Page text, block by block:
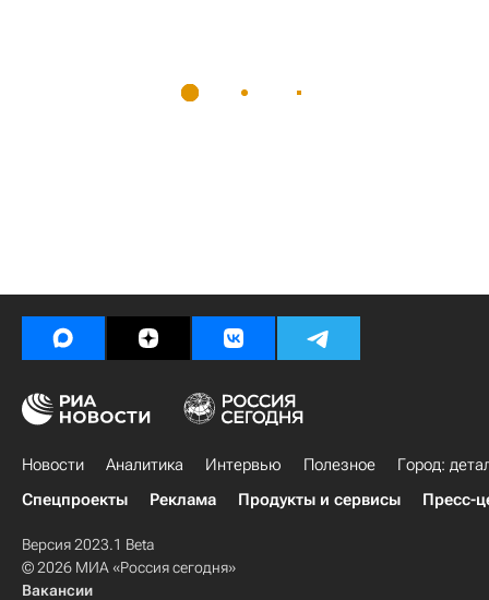
Новости Аналитика Интервью Полезное
Город:
Спецпроекты
Реклама Продукты и сервисы Пресс-
Версия 2023.1 Beta
© 2026 МИА «Россия сегодня»
Вакансии